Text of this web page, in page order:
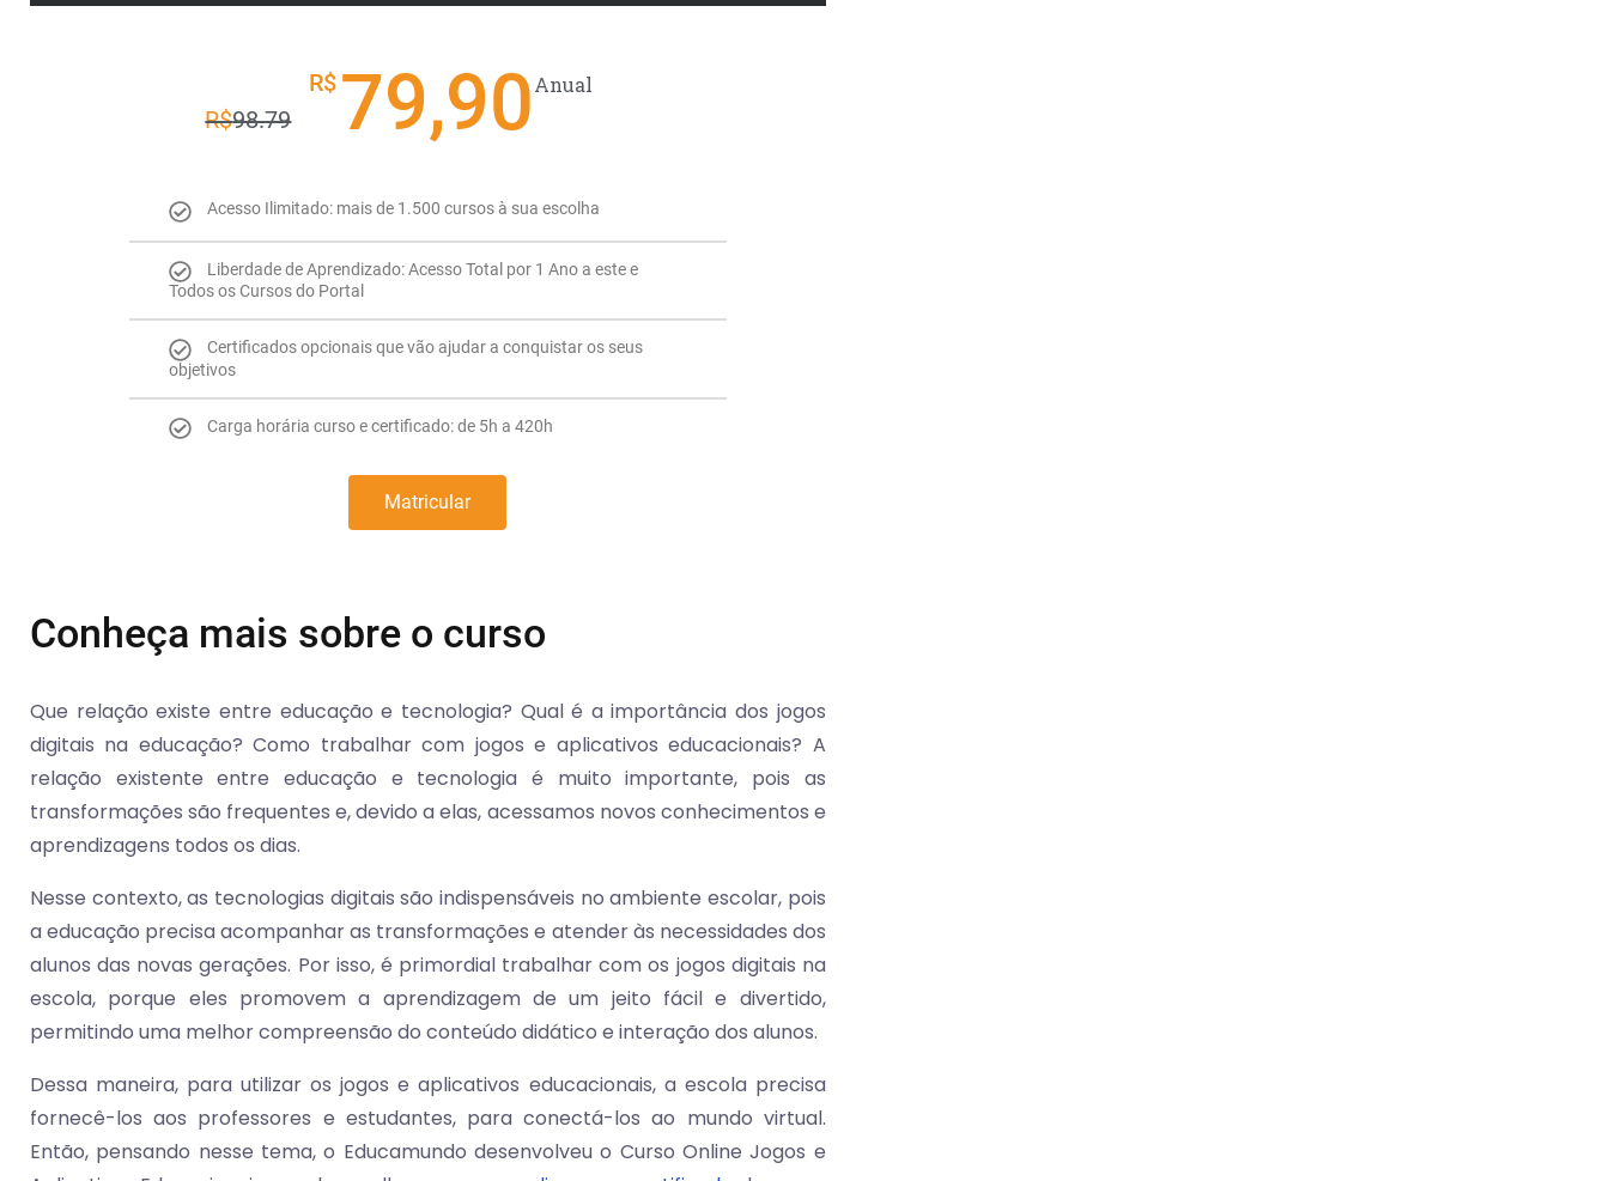
R$98.79
R$ 79,90Anual
Acesso Ilimitado: mais de 1.500 cursos à sua escolha
Liberdade de Aprendizado: Acesso Total por 1 Ano a este e
Todos os Cursos do Portal
Certificados opcionais que vão ajudar a conquistar os seus
objetivos
Carga horária curso e certificado: de 5h a 420h
Matricular
Conheça mais sobre o curso
Que relação existe entre educação e tecnologia? Qual é a importância dos jogos
digitais na educação? Como trabalhar com jogos e aplicativos educacionais? A
relação existente entre educação e tecnologia é muito importante, pois as
transformações são frequentes e, devido a elas, acessamos novos conhecimentos e
aprendizagens todos os dias.
Nesse contexto, as tecnologias digitais são indispensáveis no ambiente escolar, pois
a educação precisa acompanhar as transformações e atender às necessidades dos
alunos das novas gerações. Por isso, é primordial trabalhar com os jogos digitais na
escola, porque eles promovem a aprendizagem de um jeito fácil e divertido,
permitindo uma melhor compreensão do conteúdo didático e interação dos alunos.
Dessa maneira, para utilizar os jogos e aplicativos educacionais, a escola precisa
fornecê-los aos professores e estudantes, para conectá-los ao mundo virtual.
Então, pensando nesse tema, o Educamundo desenvolveu o Curso Online Jogos e